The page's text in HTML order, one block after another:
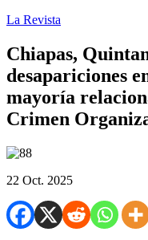
La Revista
Chiapas,
desapariciones
mayoría
Crimen
22 Oct. 2025